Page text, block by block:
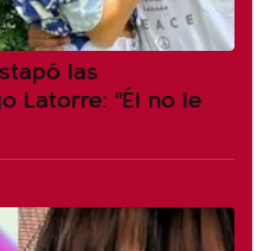
las
Latorre: "Él no le